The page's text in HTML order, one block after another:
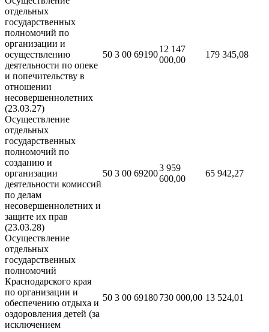
отдельных
государственных
полномочий по
организации и
осуществлению
деятельности по опеке
и попечительству в
отношении
несовершеннолетних
(23.03.27)
50 3 00 69190
12 147
000,00
179 345,08
Осуществление
отдельных
государственных
полномочий по
созданию и
организации
деятельности комиссий
по делам
несовершеннолетних и
защите их прав
(23.03.28)
50 3 00 69200
3 959
600,00
65 942,27
Осуществление
отдельных
государственных
полномочий
Краснодарского края
по организации и
обеспечению отдыха и
оздоровления детей (за
исключением
50 3 00 69180730 000,00 13 524,01